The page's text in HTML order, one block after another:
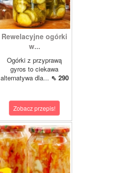
Rewelacyjne ogórki
w...
Ogórki z przyprawą
gyros to ciekawa
alternatywa dla... ⇖ 290
Zobacz przepis!